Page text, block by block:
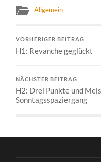
Allgemein
VORHERIGER BEITRAG
H1: Revanche geglückt
NÄCHSTER BEITRAG
H2: Drei Punkte und
Sonntagsspaziergang